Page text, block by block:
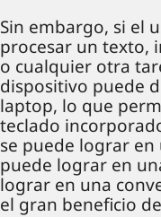
Sin embargo, si el
procesar un texto,
o cualquier otra
dispositivo puede
laptop, lo que
teclado
se puede lograr
puede lograr en
lograr en una
el gran beneficio